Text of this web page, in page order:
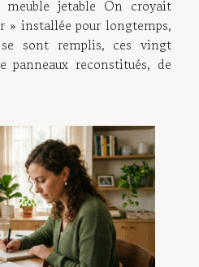
jetable On croyait
» installée pour longtemps,
sont remplis, ces vingt
panneaux reconstitués, de